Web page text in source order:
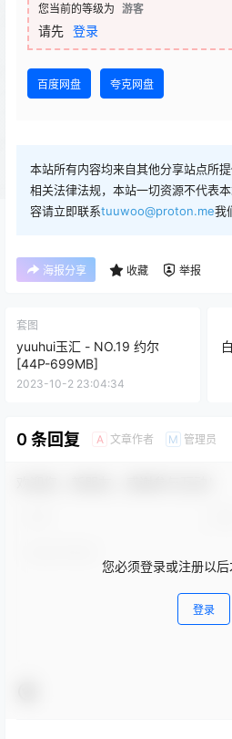
您当前的等级为 游客
请先 登录
百度网盘 夸克网盘
本站所有内容均来自其他分享站点所
相关法律法规，本站一切资源不代表
容请立即联系tuuwoo@proton.me我
海报分享 收藏 举报
套图
yuuhui玉汇 - NO.19 约尔
[44P-699MB]
2023-10-2 23:04:34
0 条回复 A 文章作者 M 管理员
您必须登录或注册以
登录